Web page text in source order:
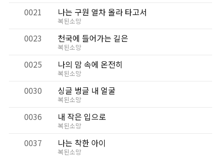
0021 나는 구원 열차 올라 타고서
복된소망
0023 천국에 들어가는 길은
복된소망
0025 나의 맘 속에 온전히
복된소망
0030 싱글 벙글 내 얼굴
복된소망
0036 내 작은 입으로
복된소망
0037 나는 착한 아이
복된소망